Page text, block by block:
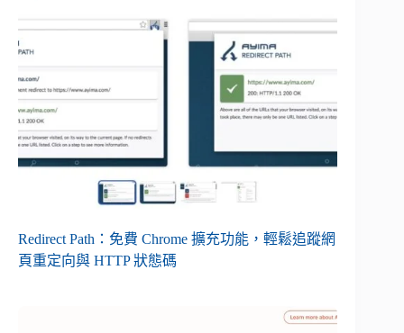
Redirect Path：免費 Chrome 擴充功能，輕鬆追蹤網
頁重定向與 HTTP 狀態碼